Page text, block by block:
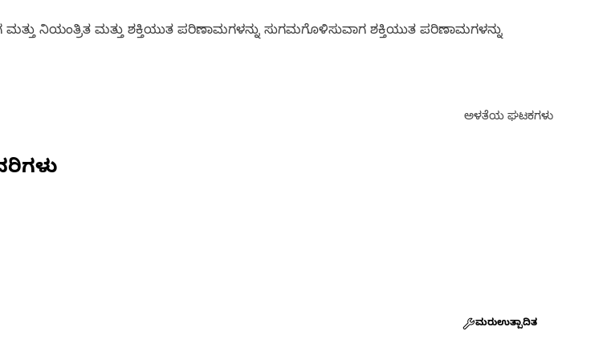
ನಿಯಂತ್ರಿತ ಮತ್ತು ಶಕ್ತಿಯುತ ಪರಿಣಾಮಗಳನ್ನು ಸುಗಮಗೊಳಿಸುವಾಗ ಶಕ್ತಿಯುತ ಪರಿಣಾಮಗಳನ್ನು
ಅಳತೆಯ ಘಟಕಗಳು
ಮರುಉತ್ಪಾದಿತ